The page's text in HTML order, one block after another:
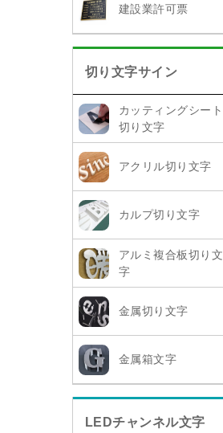
建設業許可票
切り文字サイン
カッティングシート
切り文字
アクリル切り文字
カルプ切り文字
アルミ複合板切り文
字
金属切り文字
金属箱文字
LEDチャンネル文字